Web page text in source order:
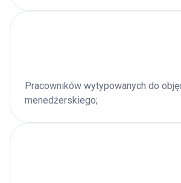
Pracowników wytypowanych do
menedżerskiego;